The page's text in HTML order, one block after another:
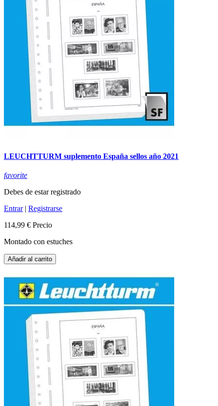
LEUCHTTURM suplemento España sellos año 2021
favorite
Debes de estar registrado
Entrar| Registrarse
114,99 € Precio
Montado con estuches
Añadir al carrito